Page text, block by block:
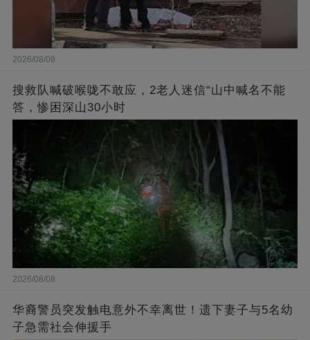
2026/08/08
搜救队喊破喉咙不敢应，2老人迷信“山中喊名不能
答，惨困深山30小时
2026/08/08
华裔警员突发触电意外不幸离世！遗下妻子与5名幼
子急需社会伸援手